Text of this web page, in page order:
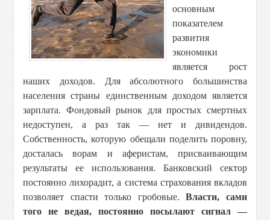
основным
показателем
развития
экономики
является рост
наших доходов. Для абсолютного большинства
населения страны единственным доходом является
зарплата. Фондовый рынок для простых смертных
недоступен, а раз так — нет и дивидендов.
Собственность, которую обещали поделить поровну,
досталась ворам и аферистам, присваивающим
результаты ее использования. Банковский сектор
постоянно лихорадит, а система страхования вкладов
позволяет спасти только гробовые.Власти, сами
того не ведая, постоянно посылают сигнал —